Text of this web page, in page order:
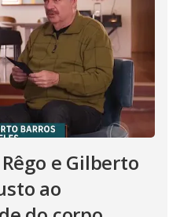
e Gilberto
ao